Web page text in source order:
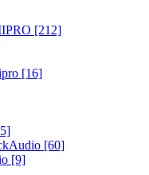
[212]
[16]
[60]
[9]